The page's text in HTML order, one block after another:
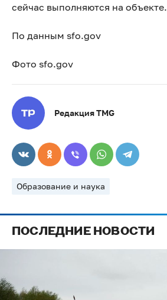
сейчас выполняются на объекте.
По данным sfo.gov
Фото sfo.gov
Редакция TMG
Образование и наука
ПОСЛЕДНИЕ НОВОСТИ